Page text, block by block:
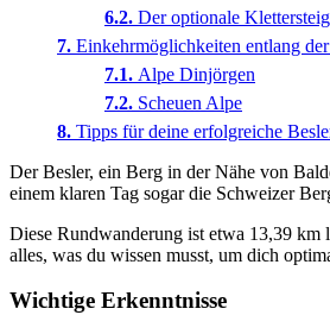
Der optionale Klettersteig
Einkehrmöglichkeiten entlang
Alpe Dinjörgen
Scheuen Alpe
Tipps für deine erfolgreiche
Der Besler, ein Berg in der Nähe von
einem klaren Tag sogar die Schweizer
Diese Rundwanderung ist etwa 13,39 km
alles, was du wissen musst, um dich
Wichtige Erkenntnisse